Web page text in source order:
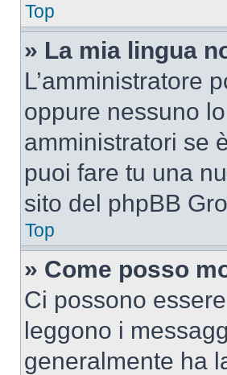
Top
» La mia lingua
L’amministratore
oppure nessuno
amministratori se
puoi fare tu una
sito del phpBB
Top
» Come posso
Ci possono
leggono i
generalmente ha